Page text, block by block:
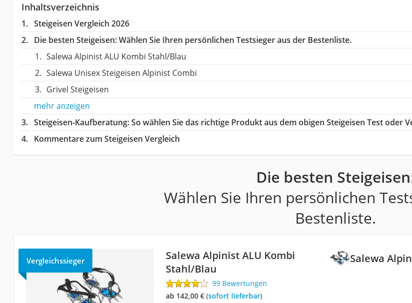
Inhaltsverzeichnis
Steigeisen Vergleich 2026
Die besten Steigeisen:Wählen Sie Ihren persönlichen Testsieger aus der Bestenliste.
Salewa Alpinist ALU Kombi Stahl/Blau
Salewa Unisex Steigeisen Alpinist Combi
Grivel Steigeisen
mehr anzeigen
Steigeisen-Kaufberatung: So wählen Sie das richtige Produkt aus dem obigen Steigeisen Test oder
Kommentare zum Steigeisen Vergleich
Die besten
Wählen Sie Ihren persönlichen
Bestenliste.
Salewa
Vergleichssieger
Salewa Alpinist ALU Kombi
Stahl/Blau
99 Bewertungen
ab 142,00 €( Sofort lieferbar)